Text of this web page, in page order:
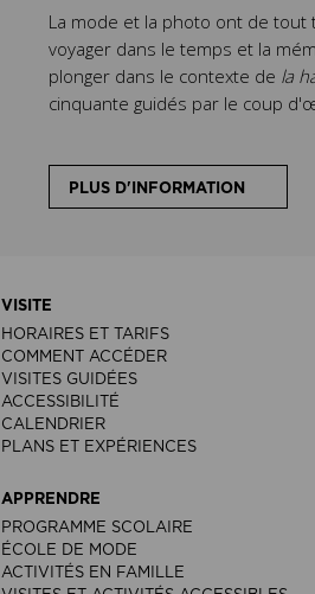
La mode et la photo ont de
voyager dans le temps et la
plonger dans le contexte de la
cinquante guidés par le coup
PLUS D'INFORMATION
VISITE
HORAIRES ET TARIFS
COMMENT ACCÉDER
VISITES GUIDÉES
ACCESSIBILITÉ
CALENDRIER
PLANS ET EXPÉRIENCES
APPRENDRE
PROGRAMME SCOLAIRE
ÉCOLE DE MODE
ACTIVITÉS EN FAMILLE